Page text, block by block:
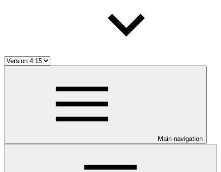
Main navigation